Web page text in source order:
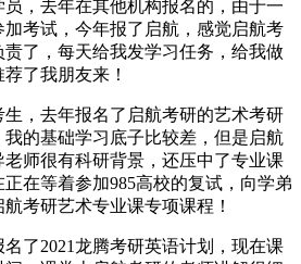
员，去年在其他机构报名的，由于一
考试，今年报了启航，感觉启航考
了，每天给我发学习任务，给我做
了我朋友来！
生，去年报名了启航考研的艺术考研
的基础学习底子比较差，但是启航
师很有科研背景，还压中了专业课
在等着参加985高校的复试，向学弟
考研艺术专业课专项课程！
了2021龙腾考研英语计划，现在课